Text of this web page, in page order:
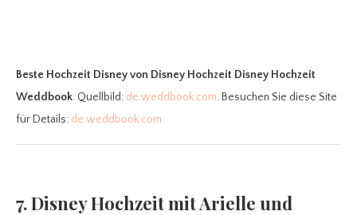
Beste Hochzeit Disneyvon Disney Hochzeit Disney Hochzeit
Weddbook. Quellbild: de.weddbook.com. Besuchen Sie diese Site
für Details: de.weddbook.com
7. Disney Hochzeit mit Arielle und